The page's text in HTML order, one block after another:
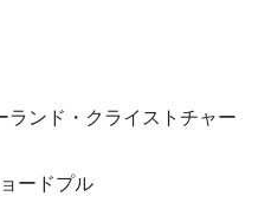
ンド・クライストチャー
ードプル